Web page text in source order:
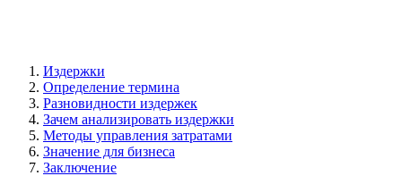
Издержки
Определение термина
Разновидности издержек
Зачем анализировать издержки
Методы управления затратами
Значение для бизнеса
Заключение